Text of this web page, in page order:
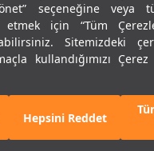
seçeneğine veya
etmek için “Tüm
Sitemizdeki
kullandığımızı Çerez
Hepsini Reddet
2026 EclitGO. Tüm Hakları